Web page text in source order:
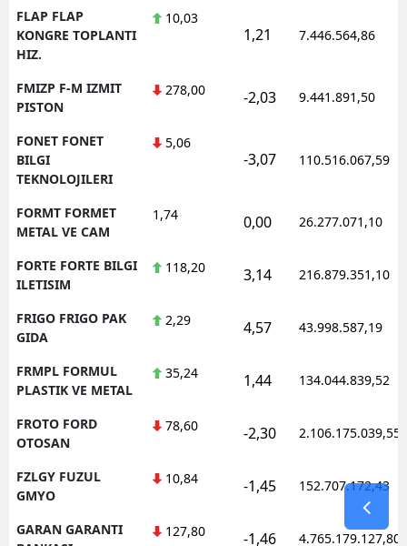
FLAP FLAP
KONGRE TOPLANTI
HIZ.
10,03
1,21 7.446.564,86
FMIZP F-M IZMIT
PISTON
278,00 -2,03 9.441.891,50
FONET FONET
BILGI
TEKNOLOJILERI
5,06
-3,07 110.516.067,59
FORMT FORMET
METAL VE CAM
1,74 0,00 26.277.071,10
FORTE FORTE BILGI
ILETISIM
118,20 3,14 216.879.351,10
FRIGO FRIGO PAK
GIDA
2,29 4,57 43.998.587,19
FRMPL FORMUL
PLASTIK VE METAL
35,24 1,44 134.044.839,52
FROTO FORD
OTOSAN
78,60 -2,30 2.106.175.039,55
FZLGY FUZUL
GMYO
10,84 -1,45 152.707.172,43
GARAN GARANTI
127,80 -1,46 4.765.179.127,80